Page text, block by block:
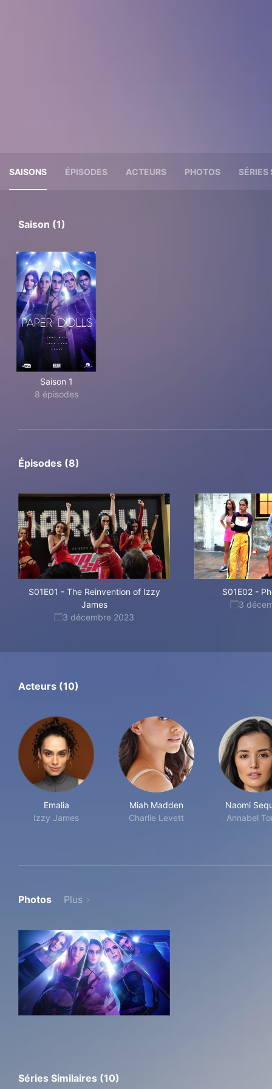
SAISONS ÉPISODES ACTEURS PHOTOS SÉRIES
Saison (1)
Saison 1
8 épisodes
Épisodes (8)
S01E01 - The Reinvention of Izzy
James
3 décembre 2023
S01E02-
3
Acteurs (10)
Emalia
Izzy James
Miah Madden
Charlie Levett
Naomi
Annabel
Photos Plus
Séries Similaires (10)